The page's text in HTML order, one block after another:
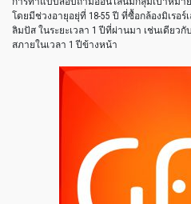
โดยมีช่วงอายุอยุ่ที่ 18-55 ปี ที่ซื้อกล้องมิเรอ
ลิมปัส ในระยะเวลา 1 ปีที่ผ่านมา เช่นเดียว
สภายในเวลา 1 ปีข้างหน้า